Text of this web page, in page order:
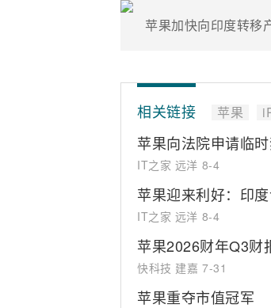
苹果加快向印度转移
相关链接 苹果
苹果向法院申请临
IT之家 远洋 8-4
苹果迎来利好：印
IT之家 远洋 8-4
苹果2026财年Q3财
快科技 建嘉 7-31
苹果重夺市值冠军